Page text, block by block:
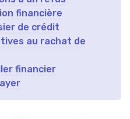
financière
de crédit
au rachat de
financier